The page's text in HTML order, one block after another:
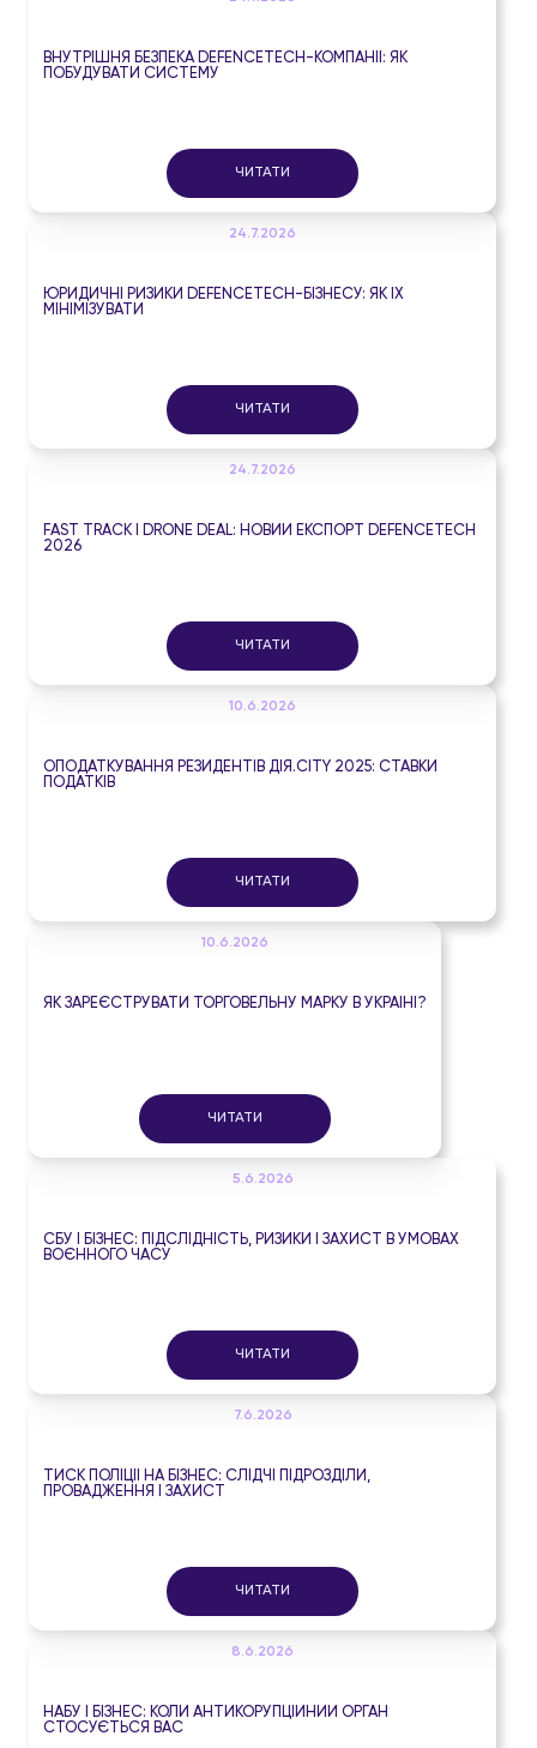
ВНУТРІШНЯ БЕЗПЕКА DEFENCETECH-КОМПАНІЇ: ЯК
ПОБУДУВАТИ СИСТЕМУ
ЧИТАТИ
24.7.2026
ЮРИДИЧНІ РИЗИКИ DEFENCETECH-БІЗНЕСУ: ЯК ЇХ
МІНІМІЗУВАТИ
ЧИТАТИ
24.7.2026
FAST TRACK І DRONE DEAL: НОВИЙ ЕКСПОРТ DEFENCETECH
2026
ЧИТАТИ
10.6.2026
ОПОДАТКУВАННЯ РЕЗИДЕНТІВ ДІЯ.CITY 2025: СТАВКИ
ПОДАТКІВ
ЧИТАТИ
10.6.2026
ЯК ЗАРЕЄСТРУВАТИ ТОРГОВЕЛЬНУ МАРКУ В УКРАЇНІ?
ЧИТАТИ
5.6.2026
СБУ І БІЗНЕС: ПІДСЛІДНІСТЬ, РИЗИКИ І ЗАХИСТ В УМОВАХ
ВОЄННОГО ЧАСУ
ЧИТАТИ
7.6.2026
ТИСК ПОЛІЦІЇ НА БІЗНЕС: СЛІДЧІ ПІДРОЗДІЛИ,
ПРОВАДЖЕННЯ І ЗАХИСТ
ЧИТАТИ
8.6.2026
НАБУ І БІЗНЕС: КОЛИ АНТИКОРУПЦІЙНИЙ ОРГАН
СТОСУЄТЬСЯ ВАС